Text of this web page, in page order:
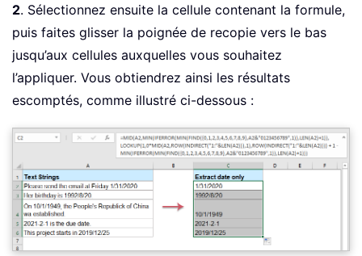
2. Sélectionnez ensuite la cellule contenant la formule,
puis faites glisser la poignée de recopie vers le bas
jusqu’aux cellules auxquelles vous souhaitez
l’appliquer. Vous obtiendrez ainsi les résultats
escomptés, comme illustré ci-dessous :